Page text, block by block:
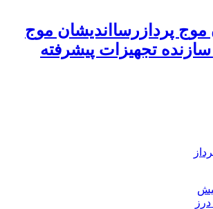
رسااندیشان موج
تجهیزات پیشرفته